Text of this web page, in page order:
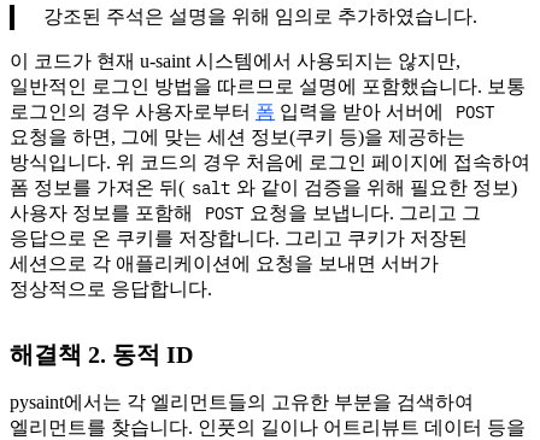
강조된 주석은 설명을 위해 임의로 추가하였습니다.
이 코드가 현재 u-saint 시스템에서 사용되지는 않지만,
일반적인 로그인 방법을 따르므로 설명에 포함했습니다. 보통
로그인의 경우 사용자로부터 폼 입력을 받아 서버에 POST
요청을 하면, 그에 맞는 세션 정보(쿠키 등)을 제공하는
방식입니다. 위 코드의 경우 처음에 로그인 페이지에 접속하여
폼 정보를 가져온 뒤( salt 와 같이 검증을 위해 필요한 정보)
사용자 정보를 포함해
POST 요청을 보냅니다. 그리고 그
응답으로 온 쿠키를 저장합니다. 그리고 쿠키가 저장된
세션으로 각 애플리케이션에 요청을 보내면 서버가
정상적으로 응답합니다.
해결책 2. 동적 ID
pysaint에서는 각 엘리먼트들의 고유한 부분을 검색하여
엘리먼트를 찾습니다. 인풋의 길이나 어트리뷰트 데이터 등을